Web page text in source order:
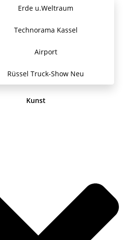
Erde u.Weltraum
Technorama Kassel
Airport
Rüssel Truck-Show Neu
Kunst